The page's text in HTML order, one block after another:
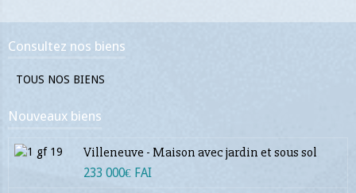
Consultez nos biens
TOUS NOS BIENS
Nouveaux biens
Villeneuve - Maison avec jardin et sous sol
233 000€ FAI